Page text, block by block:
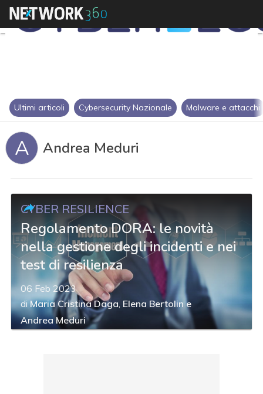
Ultimi articoli Cybersecurity Nazionale Malware e attacchi
A Andrea Meduri
CYBER RESILIENCE
Regolamento DORA: le novità
nella gestione degli incidenti e nei
test di resilienza
06 Feb 2023
diMaria Cristina Daga, Elena Bertolin e
Andrea Meduri